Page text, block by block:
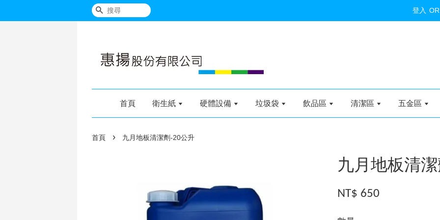
搜尋 登入 OR
首頁 衛生紙 硬體設備 垃圾袋 飲品區 清潔區 五金區
首頁 › 九月地板清潔劑-20公升
九月地板清
NT$ 650